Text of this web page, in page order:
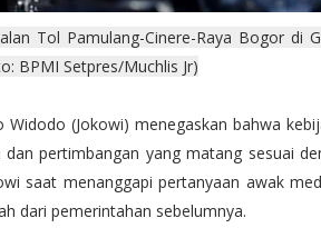
Tol Pamulang-Cinere-Raya Bogor
BPMI Setpres/Muchlis Jr)
Widodo (Jokowi) menegaskan bahwa
pertimbangan yang matang sesuai
saat menanggapi pertanyaan awak
dari pemerintahan sebelumnya.